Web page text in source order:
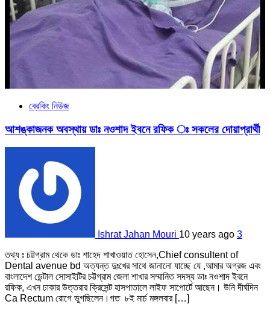
ব্রেকিং নিউজ
আশঙ্কাজনক অবস্থায় ডাঃ নওশাদ ইবনে রফিক ঃ সকলের দোয়াপ্রার্থী
Ishrat Jahan Mouri 10 years ago 3
তথ্য ঃ চট্টগ্রাম থেকে ডাঃ শাহেদ শাখাওয়াত হোসেন,Chief consultent of
Dental avenue bd অত্যন্ত দুঃখের সাথে জানানো যাচ্ছে যে ,আমার অগ্রজ এবং
বাংলাদেশ ডেন্টাল সোসাইটির চট্টগ্রাম জেলা শাখার সম্মানিত সদস্য ডাঃ নওশাদ ইবনে
রফিক, এখন ঢাকার উত্তরার ক্রিসেন্ট হাসপাতালে লাইফ সাপোর্টে আছেন। উনি দীর্ঘদিন
Ca Rectum রোগে ভুগছিলেন।গত ৮ই মার্চ মঙ্গলবার […]